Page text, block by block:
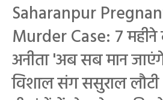
Saharanpur
Murder Case: 7 महीने
अनीता 'अब सब मान
विशाल संग ससुराल